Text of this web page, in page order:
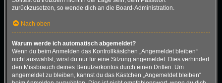
zurückzusetzen, so wende dich an die Board-Administration.
Nach oben
Warum werde ich automatisch abgemeldet?
Wenn du beim Anmelden das Kontrollkästchen „Angemeldet bleiben“
nicht auswählst, wirst du nur für eine Sitzung angemeldet. Dies verhindert
den Missbrauch deines Benutzerkontos durch einen Dritten. Um
angemeldet zu bleiben, kannst du das Kästchen „Angemeldet bleiben“